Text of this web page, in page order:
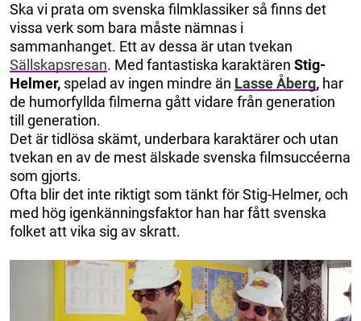
Ska vi prata om svenska filmklassiker så finns det
vissa verk som bara måste nämnas i
sammanhanget. Ett av dessa är utan tvekan
Sällskapsresan. Med fantastiska karaktären Stig-
Helmer, spelad av ingen mindre än Lasse Åberg, har
de humorfyllda filmerna gått vidare från generation
till generation.
Det är tidlösa skämt, underbara karaktärer och utan
tvekan en av de mest älskade svenska filmsuccéerna
som gjorts.
Ofta blir det inte riktigt som tänkt för Stig-Helmer, och
med hög igenkänningsfaktor han har fått svenska
folket att vika sig av skratt.